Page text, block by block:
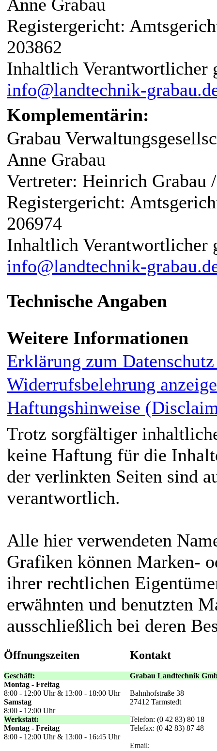
Anne Grabau
Registergericht:
203862
Inhaltlich Verantwortlicher
info@landtechnik-
Komplementärin:
Grabau
Anne Grabau
Vertreter: Heinrich Grabau
Registergericht:
206974
Inhaltlich Verantwortlicher
info@landtechnik-
Technische Angaben
Weitere Informationen
Erklärung zum
Widerrufsbelehrung
Haftungshinweise
Trotz sorgfältiger
keine Haftung für die
der verlinkten Seiten sind
verantwortlich.
Alle hier verwendeten
Grafiken können Marken-
ihrer rechtlichen
erwähnten und benutzten
ausschließlich bei deren
Öffnungszeiten
Geschäft:
Montag - Freitag
8:00 - 12:00 Uhr & 13:00 - 18:00 Uhr
Samstag
8:00 - 12:00 Uhr
Werkstatt:
Montag - Freitag
8:00 - 12:00 Uhr & 13:00 - 16:45 Uhr
Kontakt
Grabau Landtechnik
Bahnhofstraße 38
27412 Tarmstedt
Telefon: (0 42 83) 80 18
Telefax: (0 42 83) 87 48
Email: